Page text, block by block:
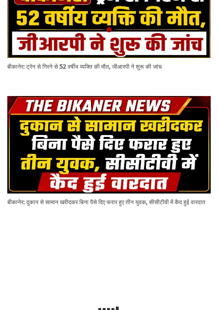
बीकानेर: ट्रेन से गिरने से 52 वर्षीय व्यक्ति की मौत, जीआरपी ने शुरू की जांच
बीकानेर: दुकान से सामान खरीदकर बिना पैसे दिए फरार हुए तीन युवक, सीसीटीवी में कैद हुई वारदात